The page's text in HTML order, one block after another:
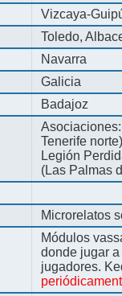
Vizcaya-
Toledo,
Navarra
Galicia
Badajoz
Tenerife
Legión
(Las Palmas
Microrelatos
Módulos
donde jugar
jugadores.